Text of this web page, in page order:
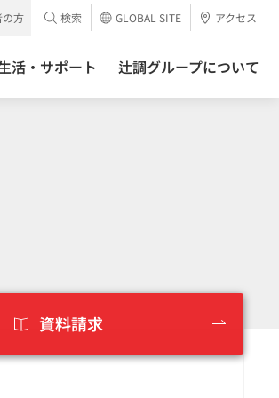
活・サポート 辻調グループについて
の方 検索 GLOBAL SITE アクセス
資料請求